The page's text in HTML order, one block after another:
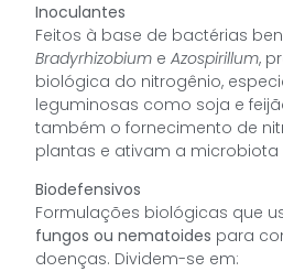
Inoculantes
Feitos à base de bactérias
Bradyrhizobium e Azospirillum,
biológica do nitrogênio,
leguminosas como soja e
também o fornecimento de
plantas e ativam a microbiota
Biodefensivos
Formulações biológicas que
fungos ou nematoides para
doenças. Dividem-se em: